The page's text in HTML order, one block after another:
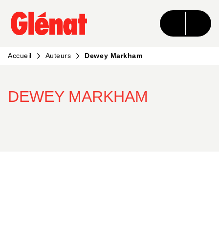
MENU RECHERCHE CONTENU
PIED DE PAGE
Accueil Auteurs Dewey Markham
DEWEY MARKHAM